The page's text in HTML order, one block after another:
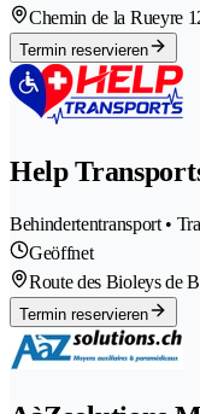
Chemin de la Rueyre
Termin reservieren
Help
Behindertentransport •
Geöffnet
Route des Bioleys de
Termin reservieren